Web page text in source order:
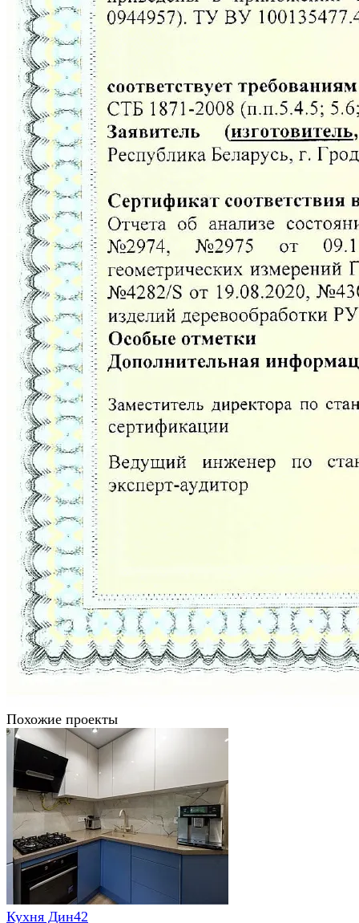
Похожие проекты
Кухня Дин42